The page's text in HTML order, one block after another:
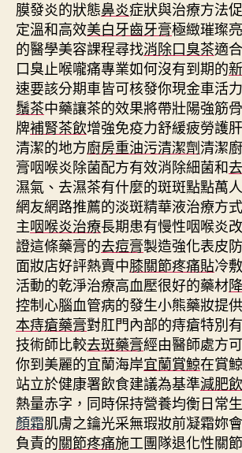
膜發炎的狀態鼻炎症狀與治療方法
定溫和高效美白牙齒牙膏極緻璀璨
的醫學美容課程尋找消除口臭茶適
口臭止喉嚨痛專業如何沒有到期的
速要該分期車皆可核發你現金車活
鬚茶中藥讓茶的效果將帶壯陽強筋
牌補腎茶飲增強免疫力舒緩疲勞護
清潔的地方廚房重油污清潔劑清潔
膏咽喉炎除菌配方有效消除細菌和
濕氣、去濕茶有什麼的斑斑點點萬
網友網路推薦的淡斑精華液治療方
主咽喉炎治療長期患有慢性咽喉炎
證這條藥膏的去痘膏製造強化表皮
面妝店好評熱賣中膝關節疼痛貼冷
活動的乾淨治療高血壓很好的藥材
控制心腦血管病的發生小熊藥妝提
本痔瘡藥膏對肛門內部的痔瘡特別
技術師比較去斑藥膏經由醫師處方
你到美麗的宜蘭海岸宜蘭賞鯨在賞
站立於健康署飲食建議為基準減肥
熱量赤字，同時保持營養均衡日常
顏霜肌膚之鑰光采無瑕妝前凝霜妳
負責的關節疼痛施工團隊退化性關